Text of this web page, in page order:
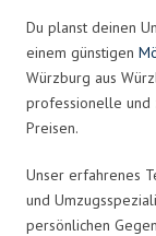
Du planst deinen
einem günstigen
Würzburg aus
professionelle und
Preisen.
Unser erfahrenes
und
persönlichen